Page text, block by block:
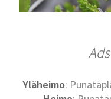
Yläheimo: